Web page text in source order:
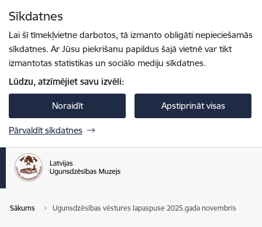
Sīkdatnes
Lai šī tīmekļvietne darbotos, tā izmanto obligāti nepieciešamās
sīkdatnes. Ar Jūsu piekrišanu papildus šajā vietnē var tikt
izmantotas statistikas un sociālo mediju sīkdatnes.
Lūdzu, atzīmējiet savu izvēli:
Noraidīt Apstiprināt visas
Pārvaldīt sīkdatnes
Sākums Ugunsdzēsības vēstures lapaspuse 2025.gada novembris